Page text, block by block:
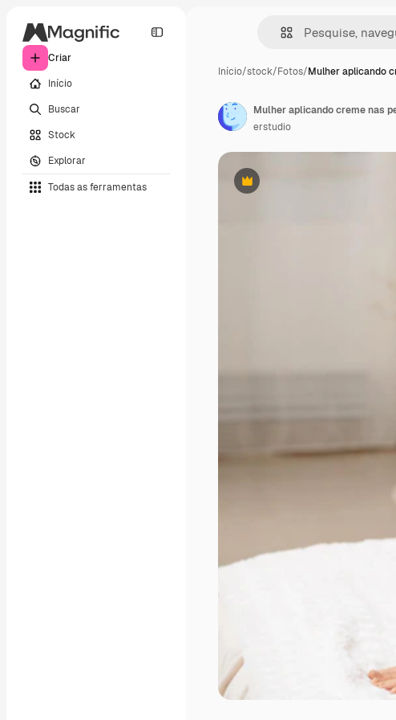
Criar
Início
Buscar
Stock
Explorar
Todas as ferramentas
Início/stock/Fotos/Mulher aplicando
Premium
Mulher aplicando creme nas
erstudio